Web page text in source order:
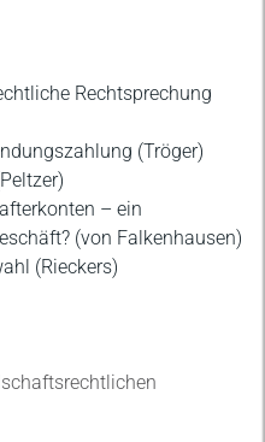
Rechtsprechung
(Tröger)
– ein
(von Falkenhausen)
(Rieckers)